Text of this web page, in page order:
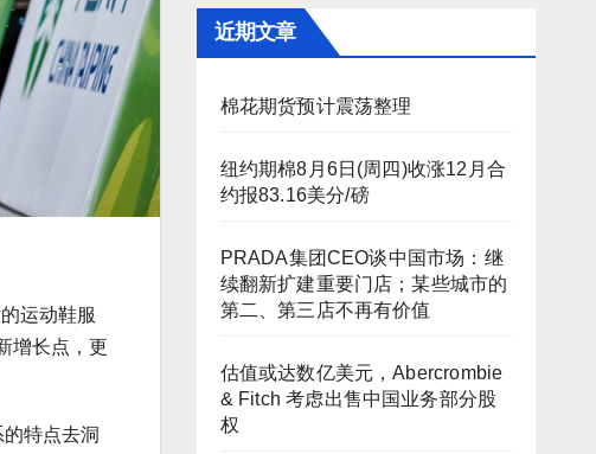
运动鞋服
增长点，更
特点去洞
近期文章
棉花期货预计震荡整理
纽约期棉8月6日(周四)收涨12月合
约报83.16美分/磅
PRADA集团CEO谈中国市场：继
续翻新扩建重要门店；某些城市的
第二、第三店不再有价值
估值或达数亿美元，Abercrombie
& Fitch 考虑出售中国业务部分股
权